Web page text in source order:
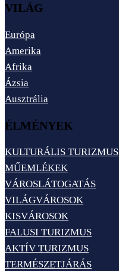
VILÁG
Európa
Amerika
Afrika
Ázsia
Ausztrália
ÉLMÉNYEK
KULTURÁLIS TURIZMUS
MŰEMLÉKEK
VÁROSLÁTOGATÁS
VILÁGVÁROSOK
KISVÁROSOK
FALUSI TURIZMUS
AKTÍV TURIZMUS
TERMÉSZETJÁRÁS